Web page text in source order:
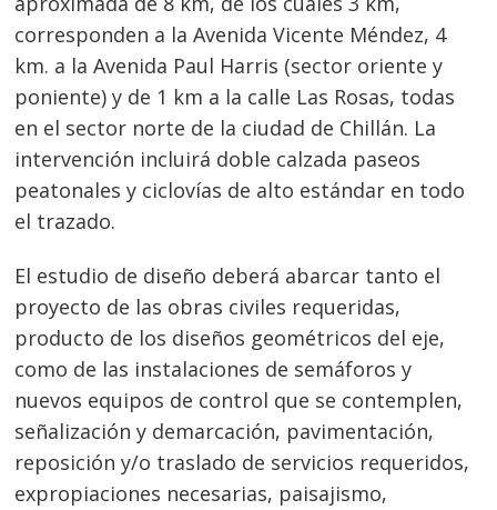
corresponden a la Avenida Vicente Méndez, 4
km. a la Avenida Paul Harris (sector oriente y
poniente) y de 1 km a la calle Las Rosas, todas
en el sector norte de la ciudad de Chillán. La
intervención incluirá doble calzada paseos
peatonales y ciclovías de alto estándar en todo
el trazado.
El estudio de diseño deberá abarcar tanto el
proyecto de las obras civiles requeridas,
producto de los diseños geométricos del eje,
como de las instalaciones de semáforos y
nuevos equipos de control que se contemplen,
señalización y demarcación, pavimentación,
reposición y/o traslado de servicios requeridos,
expropiaciones necesarias, paisajismo,